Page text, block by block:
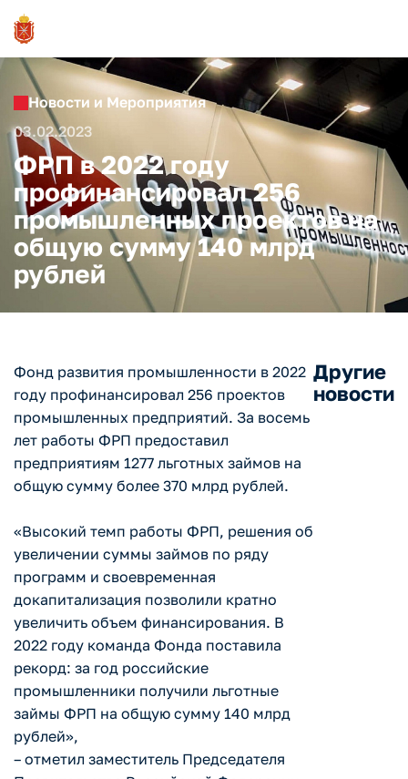
Новости и Мероприятия
03.02.2023
ФРП в 2022 году
профинансировал 256
промышленных проектов на
общую сумму 140 млрд
рублей
Фонд развития промышленности в 2022
году профинансировал 256 проектов
промышленных предприятий. За восемь
лет работы ФРП предоставил
предприятиям 1277 льготных займов на
общую сумму более 370 млрд рублей.
«Высокий темп работы ФРП, решения об
увеличении суммы займов по ряду
программ и своевременная
докапитализация позволили кратно
увеличить объем финансирования. В
2022 году команда Фонда поставила
рекорд: за год российские
промышленники получили льготные
займы ФРП на общую сумму 140 млрд
рублей»,
– отметил заместитель Председателя
Другие
новости